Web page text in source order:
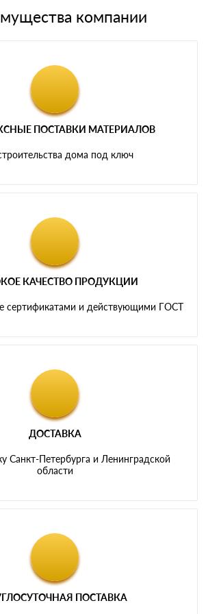
компании
ПОСТАВКИ МАТЕРИАЛОВ
дома под ключ
КАЧЕСТВО ПРОДУКЦИИ
сертификатами и действующими ГОСТ
ДОСТАВКА
Санкт-Петербурга и Ленинградской
области
ПОСТАВКА